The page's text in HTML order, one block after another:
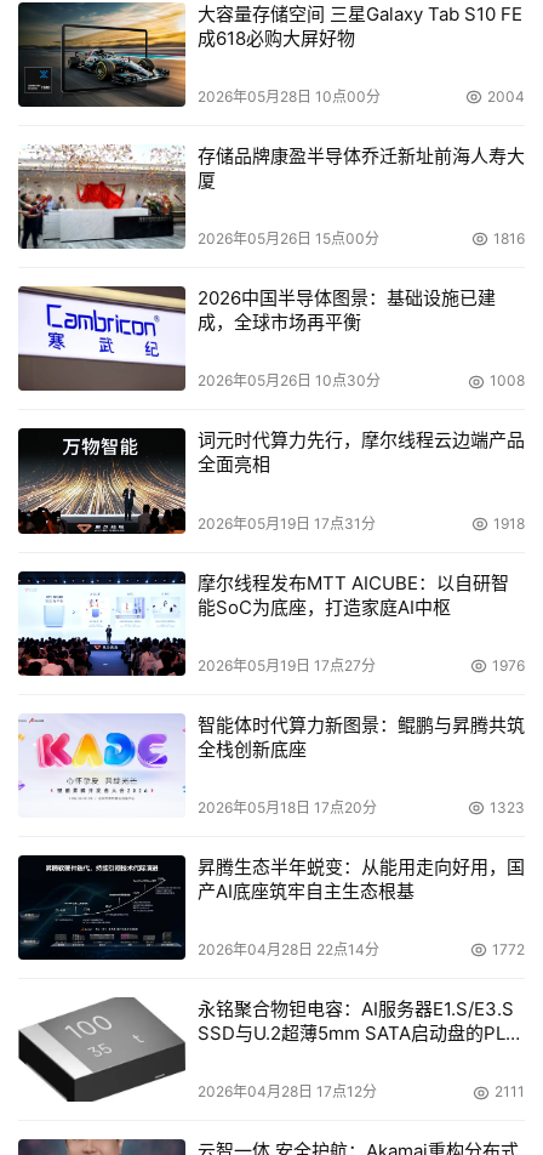
SEPATON公司将继续提升其国际知名度。除了今年早
些时候在中国北京开设的新办事处， SEPATON公司在今年
5月还在英格兰的Slough市开设了一个办事处，并且其职员
总数增加了2倍。此外，在今年下半年还计划将在法国和德
国设立其他办事处。在国际市场上的投资使得在EMEA地区
(欧洲、中东及非洲)产生了大量新业务，其中包括3M，
Aselsan（土耳其），Boumouth &Poole大学，
Debenhams，Exist i（瑞典），Freshfields（英国），
Hammer（英国），Integra（意大利），Stortech（南
非）和Vinci。在亚太，日本和韩国地区的新客户包括河北
除致力于大型企业，SEPATON在中小型企业(SMB)市
场也已有大步进展。最近又与Tech Data公司签订了战略合
作协议，面向遍布北美的中小企业推广虚拟磁带库技术。
场资源和广泛的客户基础，以推动其专为有需要的中小企业
市场而设计的S2100-DS2虚拟磁带库的销售。
大容量存储空间 三星Galaxy Tab S10 FE
成618必购大屏好物
2026年05月28日 10点00分 2004
存储品牌康盈半导体乔迁新址前海人寿大
厦
2026年05月26日 15点00分 1816
2026中国半导体图景：基础设施已建
成，全球市场再平衡
2026年05月26日 10点30分 1008
词元时代算力先行，摩尔线程云边端产品
全面亮相
2026年05月19日 17点31分 1918
摩尔线程发布MTT AICUBE：以自研智
能SoC为底座，打造家庭AI中枢
2026年05月19日 17点27分 1976
智能体时代算力新图景：鲲鹏与昇腾共筑
全栈创新底座
2026年05月18日 17点20分 1323
昇腾生态半年蜕变：从能用走向好用，国
产AI底座筑牢自主生态根基
2026年04月28日 22点14分 1772
永铭聚合物钽电容：AI服务器E1.S/E3.S
SSD与U.2超薄5mm SATA启动盘的PLP
2026年04月28日 17点12分 2111